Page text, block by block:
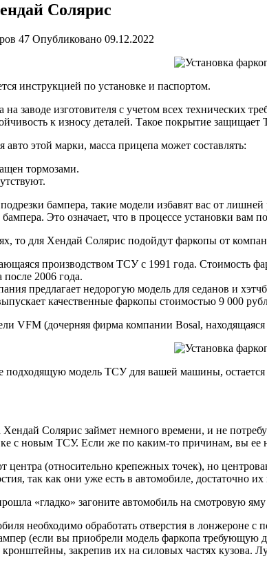
Солярис
47 Опубликовано 09.12.2022
инструкцией по установке и паспортом.
заводе изготовителя с учетом всех технических
к износу деталей. Такое покрытие
этой марки, масса прицепа может составлять:
тормозами.
бампера, такие модели избавят вас от
Это означает, что в процессе установки вам
то для Хендай Солярис подойдут фаркопы от
производством ТСУ с 1991 года. Стоимость
2006 года.
предлагает недорогую модель для седанов и
качественные фаркопы стоимостью 9 000
VFM (дочерняя фирма компании Bosal, находящаяся
подходящую модель ТСУ для вашей машины,
Хендай Солярис займет немного времени, и не
с новым ТСУ. Если же по каким-то причинам, вы ее
центра (относительно крепежных точек), но
так как они уже есть в автомобиле, достаточно их
«гладко» загоните автомобиль на смотровую
необходимо обработать отверстия в
(если вы приобрели модель фаркопа требующую
закрепив их на силовых частях кузова.